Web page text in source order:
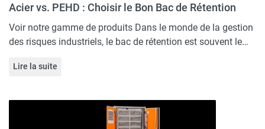
Acier vs. PEHD : Choisir le Bon Bac de Rétention
Voir notre gamme de produits Dans le monde de la gestion
des risques industriels, le bac de rétention est souvent le…
Lire la suite